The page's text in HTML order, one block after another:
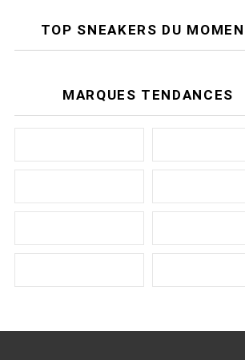
TOP SNEAKERS DU
MARQUES TENDANCES